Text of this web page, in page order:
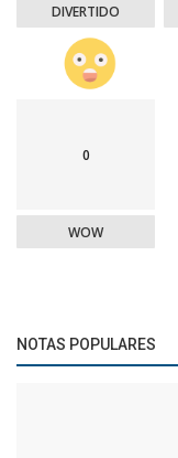
DIVERTIDO
0
WOW
NOTAS POPULARES